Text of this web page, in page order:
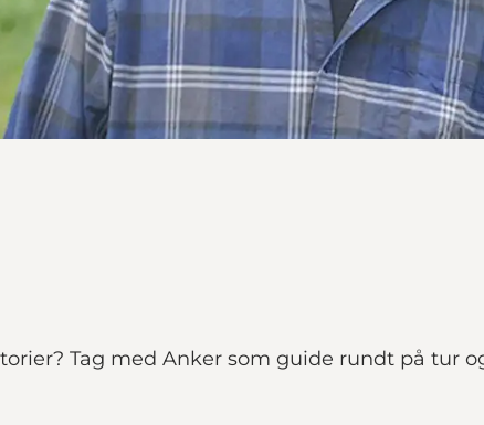
Tag med Anker som guide rundt på tur